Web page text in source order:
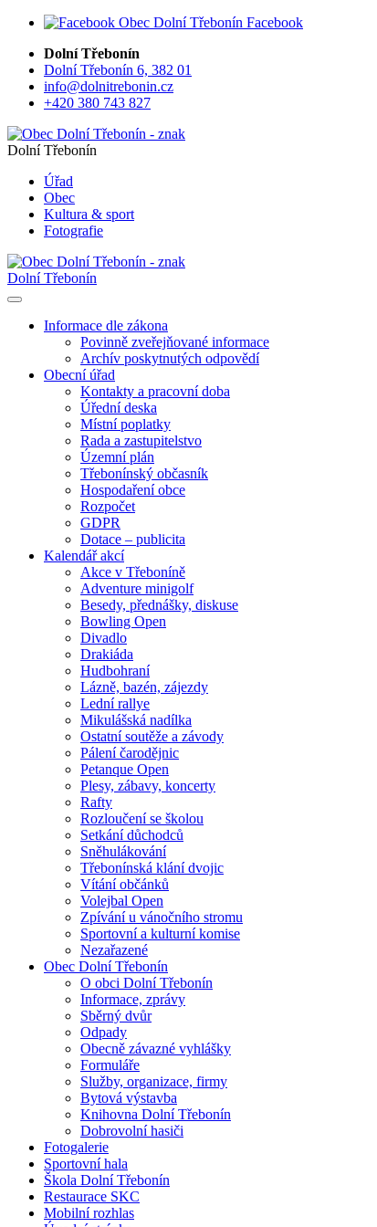
Facebook
Dolní Třebonín
Dolní Třebonín 6, 382 01
info@dolnitrebonin.cz
+420 380 743 827
Dolní Třebonín
Úřad
Obec
Kultura & sport
Fotografie
Dolní Třebonín
Informace dle zákona
Povinně zveřejňované informace
Archív poskytnutých odpovědí
Obecní úřad
Kontakty a pracovní doba
Úřední deska
Místní poplatky
Rada a zastupitelstvo
Územní plán
Třebonínský občasník
Hospodaření obce
Rozpočet
GDPR
Dotace – publicita
Kalendář akcí
Akce v Třeboníně
Adventure minigolf
Besedy, přednášky, diskuse
Bowling Open
Divadlo
Drakiáda
Hudbohraní
Lázně, bazén, zájezdy
Lední rallye
Mikulášská nadílka
Ostatní soutěže a závody
Pálení čarodějnic
Petanque Open
Plesy, zábavy, koncerty
Rafty
Rozloučení se školou
Setkání důchodců
Sněhulákování
Třebonínská klání dvojic
Vítání občánků
Volejbal Open
Zpívání u vánočního stromu
Sportovní a kulturní komise
Nezařazené
Obec Dolní Třebonín
O obci Dolní Třebonín
Informace, zprávy
Sběrný dvůr
Odpady
Obecně závazné vyhlášky
Formuláře
Služby, organizace, firmy
Bytová výstavba
Knihovna Dolní Třebonín
Dobrovolní hasiči
Fotogalerie
Sportovní hala
Škola Dolní Třebonín
Restaurace SKC
Mobilní rozhlas